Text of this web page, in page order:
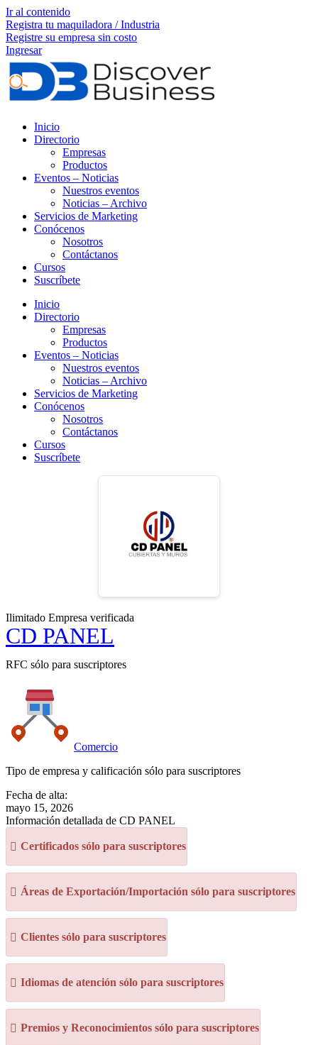
Ir al contenido
Registra tu maquiladora / Industria
Registre su empresa sin costo
Ingresar
Inicio
Directorio
Empresas
Productos
Eventos – Noticias
Nuestros eventos
Noticias – Archivo
Servicios de Marketing
Conócenos
Nosotros
Contáctanos
Cursos
Suscríbete
Inicio
Directorio
Empresas
Productos
Eventos – Noticias
Nuestros eventos
Noticias – Archivo
Servicios de Marketing
Conócenos
Nosotros
Contáctanos
Cursos
Suscríbete
Ilimitado Empresa verificada
CD PANEL
RFC sólo para suscriptores
Comercio
Tipo de empresa y calificación sólo para suscriptores
Fecha de alta:
mayo 15, 2026
Información detallada de CD PANEL
Certificados sólo para suscriptores
Áreas de Exportación/Importación sólo para suscriptores
Clientes sólo para suscriptores
Idiomas de atención sólo para suscriptores
Premios y Reconocimientos sólo para suscriptores